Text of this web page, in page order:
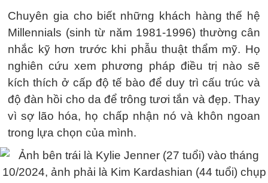
Chuyên gia cho biết những khách hàng thế hệ
Millennials (sinh từ năm 1981-1996) thường cân
nhắc kỹ hơn trước khi phẫu thuật thẩm mỹ. Họ
nghiên cứu xem phương pháp điều trị nào sẽ
kích thích ở cấp độ tế bào để duy trì cấu trúc và
độ đàn hồi cho da để trông tươi tắn và đẹp. Thay
vì sợ lão hóa, họ chấp nhận nó và khôn ngoan
trong lựa chọn của mình.